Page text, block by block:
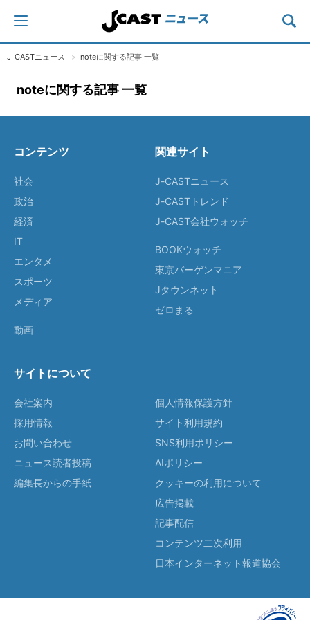
J-CASTニュース noteに関する記事 一覧
noteに関する記事 一覧
コンテンツ
社会
政治
経済
IT
エンタメ
スポーツ
メディア
動画
関連サイト
J-CASTニュース
J-CASTトレンド
J-CAST会社ウォッチ
BOOKウォッチ
東京バーゲンマニア
Jタウンネット
ゼロまる
サイトについて
会社案内
採用情報
お問い合わせ
ニュース読者投稿
編集長からの手紙
個人情報保護方針
サイト利用規約
SNS利用ポリシー
AIポリシー
クッキーの利用について
広告掲載
記事配信
コンテンツ二次利用
日本インターネット報道協会